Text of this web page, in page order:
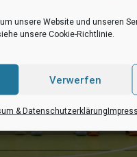
unsere Website und unseren
unsere Cookie-Richtlinie.
Verwerfen
& Datenschutzerklärung